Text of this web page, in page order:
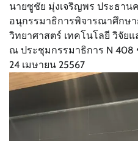
นายซูชัย มุ่งเจริญพร ประธา
อนุกรรมาธิการพิจารณาศึกษ
วิทยาศาสตร์ เทคโนโลยี วิจัย
ณ ประชุมกรรมาธิการ N
24 เมษายน 25567